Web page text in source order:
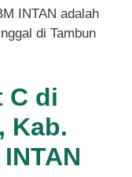
INTAN adalah
di Tambun
C di
Kab.